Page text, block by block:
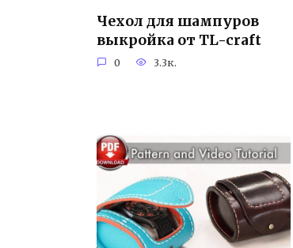
Чехол для шампуров
выкройка от TL-craft
0 3.3к.